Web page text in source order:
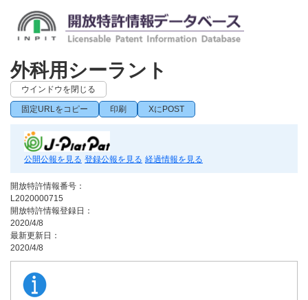
外科用シーラント
ウインドウを閉じる
固定URLをコピー 印刷 XにPOST
公開公報を見る 登録公報を見る 経過情報を見る
開放特許情報番号：
L2020000715
開放特許情報登録日：
2020/4/8
最新更新日：
2020/4/8